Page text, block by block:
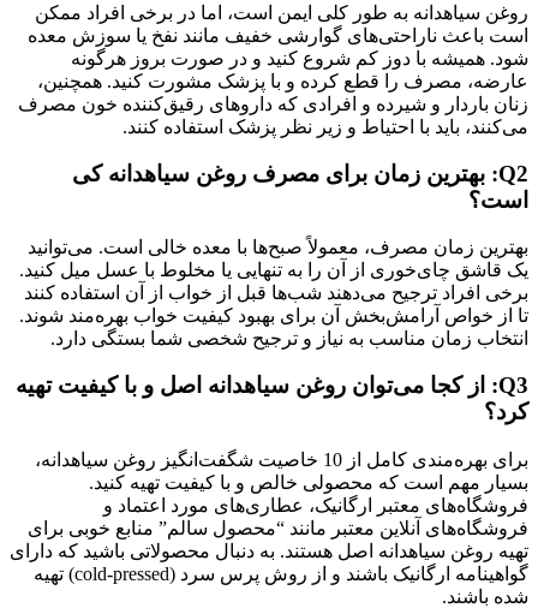
روغن سیاهدانه به طور کلی ایمن است، اما در برخی افراد ممکن
است باعث ناراحتی‌های گوارشی خفیف مانند نفخ یا سوزش معده
شود. همیشه با دوز کم شروع کنید و در صورت بروز هرگونه
عارضه، مصرف را قطع کرده و با پزشک مشورت کنید. همچنین،
زنان باردار و شیرده و افرادی که داروهای رقیق‌کننده خون مصرف
می‌کنند، باید با احتیاط و زیر نظر پزشک استفاده کنند.
Q2: بهترین زمان برای مصرف روغن سیاهدانه کی
است؟
بهترین زمان مصرف، معمولاً صبح‌ها با معده خالی است. می‌توانید
یک قاشق چای‌خوری از آن را به تنهایی یا مخلوط با عسل میل کنید.
برخی افراد ترجیح می‌دهند شب‌ها قبل از خواب از آن استفاده کنند
تا از خواص آرامش‌بخش آن برای بهبود کیفیت خواب بهره‌مند شوند.
انتخاب زمان مناسب به نیاز و ترجیح شخصی شما بستگی دارد.
Q3: از کجا می‌توان روغن سیاهدانه اصل و با کیفیت تهیه
کرد؟
برای بهره‌مندی کامل از 10 خاصیت شگفت‌انگیز روغن سیاهدانه،
بسیار مهم است که محصولی خالص و با کیفیت تهیه کنید.
فروشگاه‌های معتبر ارگانیک، عطاری‌های مورد اعتماد و
فروشگاه‌های آنلاین معتبر مانند “محصول سالم” منابع خوبی برای
تهیه روغن سیاهدانه اصل هستند. به دنبال محصولاتی باشید که دارای
گواهینامه ارگانیک باشند و از روش پرس سرد (cold-pressed) تهیه
شده باشند.